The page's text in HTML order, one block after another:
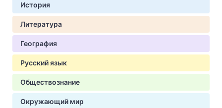
История
Литература
География
Русский язык
Обществознание
Окружающий мир